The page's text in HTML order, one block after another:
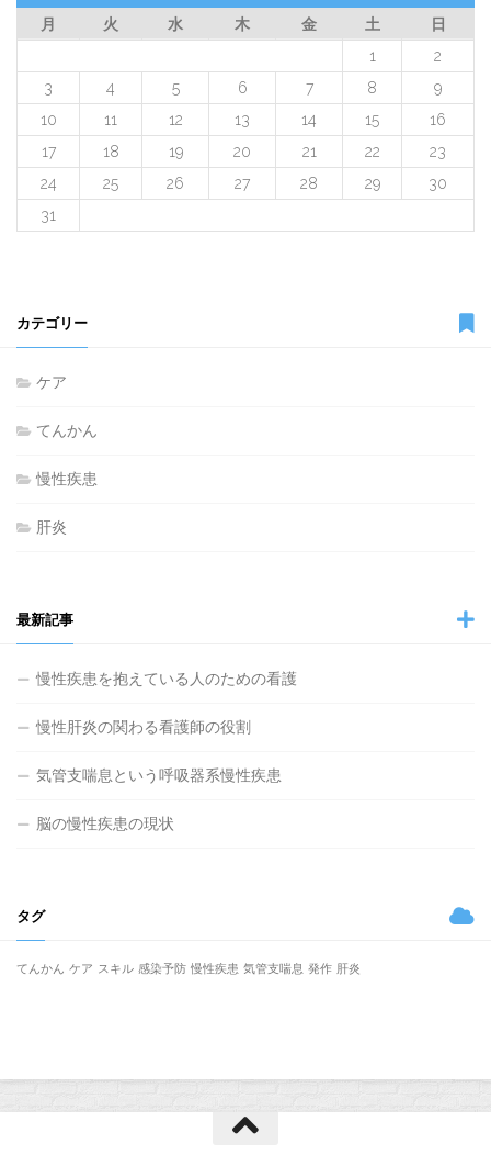
月
火 水 木 金 土
日
1
2
3
4 5 6 7 8
9
10
11 12 13 14 15
16
17
18 19 20 21 22
23
24
25 26 27 28 29
30
31
カテゴリー
ケア
てんかん
慢性疾患
肝炎
最新記事
慢性疾患を抱えている人のための看護
慢性肝炎の関わる看護師の役割
気管支喘息という呼吸器系慢性疾患
脳の慢性疾患の現状
タグ
てんかん ケア スキル 感染予防 慢性疾患 気管支喘息 発作 肝炎